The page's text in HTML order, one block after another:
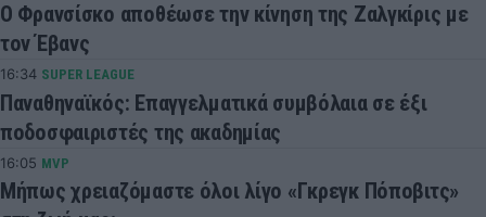
Ο Φρανσίσκο αποθέωσε την κίνηση της Ζαλγκίρις με
τον Έβανς
16:34 SUPER LEAGUE
Παναθηναϊκός: Επαγγελματικά συμβόλαια σε έξι
ποδοσφαιριστές της ακαδημίας
16:05 MVP
Μήπως χρειαζόμαστε όλοι λίγο «Γκρεγκ Πόποβιτς»